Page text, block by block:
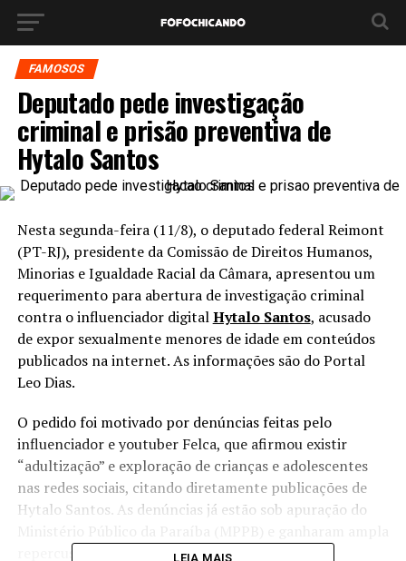
FAMOSOS
Deputado pede investigação
criminal e prisão preventiva de
Hytalo Santos
Nesta segunda-feira (11/8), o deputado federal Reimont
(PT-RJ), presidente da Comissão de Direitos Humanos,
Minorias e Igualdade Racial da Câmara, apresentou um
requerimento para abertura de investigação criminal
contra o influenciador digitalHytalo Santos, acusado
de expor sexualmente menores de idade em conteúdos
publicados na internet. As informações são do Portal
Leo Dias.
O pedido foi motivado por denúncias feitas pelo
influenciador e youtuber Felca, que afirmou existir
“adultização” e exploração de crianças e adolescentes
nas redes sociais, citando diretamente publicações de
Hytalo Santos. As denúncias já estão sob apuração do
LEIA MAIS